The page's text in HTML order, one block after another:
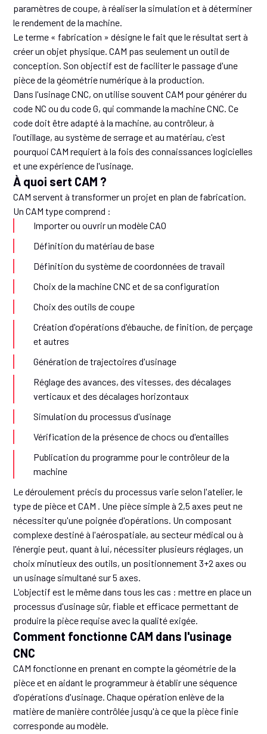
paramètres de coupe, à réaliser la simulation et à déterminer
le rendement de la machine.
Le terme « fabrication » désigne le fait que le résultat sert à
créer un objet physique. CAM pas seulement un outil de
conception. Son objectif est de faciliter le passage d'une
pièce de la géométrie numérique à la production.
Dans l'usinage CNC, on utilise souvent CAM pour générer du
code NC ou du code G, qui commande la machine CNC. Ce
code doit être adapté à la machine, au contrôleur, à
l'outillage, au système de serrage et au matériau, c'est
pourquoi CAM requiert à la fois des connaissances logicielles
et une expérience de l'usinage.
À quoi sert CAM ?
CAM servent à transformer un projet en plan de fabrication.
Un CAM type comprend :
Importer ou ouvrir un modèle CAO
Définition du matériau de base
Définition du système de coordonnées de travail
Choix de la machine CNC et de sa configuration
Choix des outils de coupe
Création d'opérations d'ébauche, de finition, de perçage
et autres
Génération de trajectoires d'usinage
Réglage des avances, des vitesses, des décalages
verticaux et des décalages horizontaux
Simulation du processus d'usinage
Vérification de la présence de chocs ou d'entailles
Publication du programme pour le contrôleur de la
machine
Le déroulement précis du processus varie selon l'atelier, le
type de pièce et CAM . Une pièce simple à 2,5 axes peut ne
nécessiter qu'une poignée d'opérations. Un composant
complexe destiné à l'aérospatiale, au secteur médical ou à
l'énergie peut, quant à lui, nécessiter plusieurs réglages, un
choix minutieux des outils, un positionnement 3+2 axes ou
un usinage simultané sur 5 axes.
L'objectif est le même dans tous les cas : mettre en place un
processus d'usinage sûr, fiable et efficace permettant de
produire la pièce requise avec la qualité exigée.
Comment fonctionne CAM dans l'usinage
CNC
CAM fonctionne en prenant en compte la géométrie de la
pièce et en aidant le programmeur à établir une séquence
d'opérations d'usinage. Chaque opération enlève de la
matière de manière contrôlée jusqu'à ce que la pièce finie
corresponde au modèle.